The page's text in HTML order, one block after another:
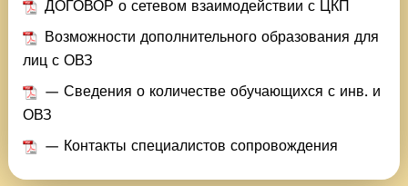
ДОГОВОР о сетевом взаимодействии с ЦКП
Возможности дополнительного образования для
лиц с ОВЗ
— Сведения о количестве обучающихся с инв. и
ОВЗ
— Контакты специалистов сопровождения